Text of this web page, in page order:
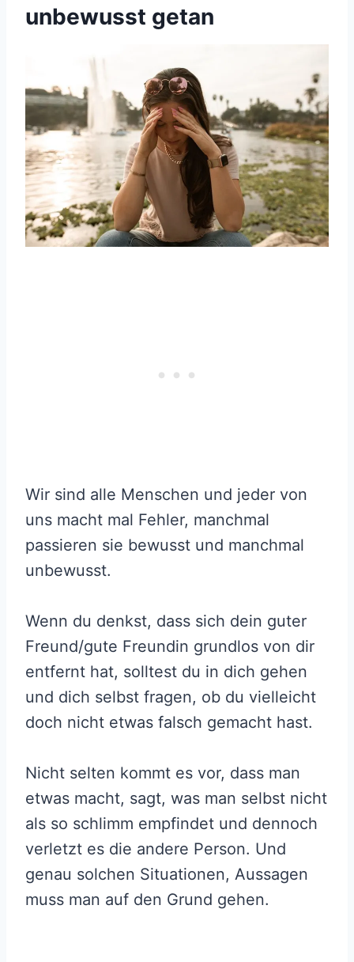
unbewusst getan
Wir sind alle Menschen und jeder von
uns macht mal Fehler, manchmal
passieren sie bewusst und manchmal
unbewusst.
Wenn du denkst, dass sich dein guter
Freund/gute Freundin grundlos von dir
entfernt hat, solltest du in dich gehen
und dich selbst fragen, ob du vielleicht
doch nicht etwas falsch gemacht hast.
Nicht selten kommt es vor, dass man
etwas macht, sagt, was man selbst nicht
als so schlimm empfindet und dennoch
verletzt es die andere Person. Und
genau solchen Situationen, Aussagen
muss man auf den Grund gehen.